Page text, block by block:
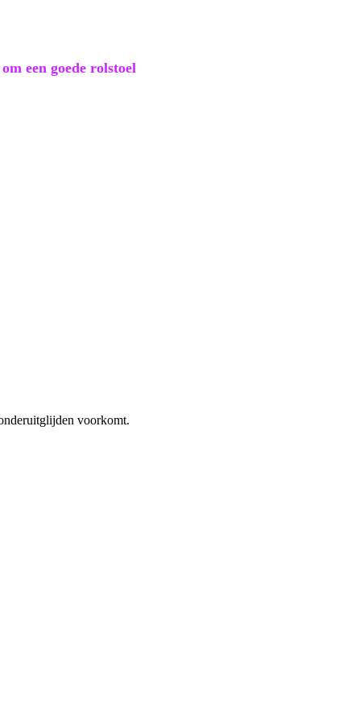
een goede rolstoel
voorkomt.